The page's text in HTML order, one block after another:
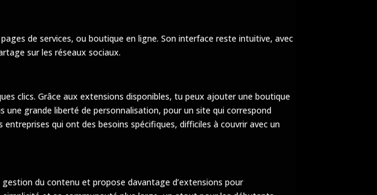
de services, ou boutique en ligne. Son interface reste intuitive, avec
sur les réseaux sociaux.
clics. Grâce aux extensions disponibles, tu peux ajouter une boutique
grande liberté de personnalisation, pour un site qui correspond
qui ont des besoins spécifiques, difficiles à couvrir avec un
du contenu et propose davantage d’extensions pour